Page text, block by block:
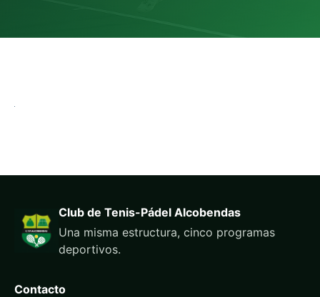
Club de Tenis-Pádel Alcobendas
Una misma estructura, cinco programas
deportivos.
Contacto